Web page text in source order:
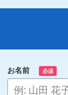
お名前 必須